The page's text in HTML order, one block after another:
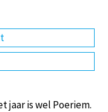
jaar is wel Poeriem.